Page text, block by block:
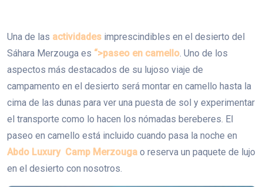
Una de las actividades imprescindibles en el desierto del
Sáhara Merzouga es “>paseo en camello. Uno de los
aspectos más destacados de su lujoso viaje de
campamento en el desierto será montar en camello hasta la
cima de las dunas para ver una puesta de sol y experimentar
el transporte como lo hacen los nómadas bereberes. El
paseo en camello está incluido cuando pasa la noche en
Abdo Luxury Camp Merzouga o reserva un paquete de lujo
en el desierto con nosotros.